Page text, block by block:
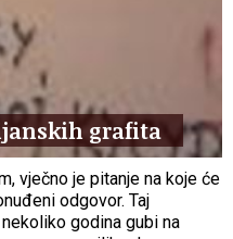
grafita
vječno je pitanje na koje će
odgovor. Taj
godina gubi na